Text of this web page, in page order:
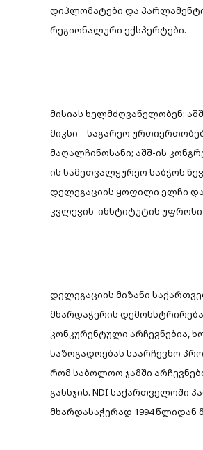
დიპლომატები და
რეგიონალური ექსპერტები.
მისიას ხელმძღვანელობენ:
მიკსი – საგარეო
მაღალჩინოსანი; აშშ-ის
ის სამეთვალყურეო საბჭოს
დელეგაციის ყოფილი ელჩი
კვლევის ინსტიტუტის
დელეგაციის მიზანი
მხარდაჭერის
კონკურენტული არჩევნებია,
საზოგადოებას საარჩევნო
რომ საბოლოო ჯამში
განსჯის. NDI საქართველოში
მხარდასაჭერად 1994 წლიდან